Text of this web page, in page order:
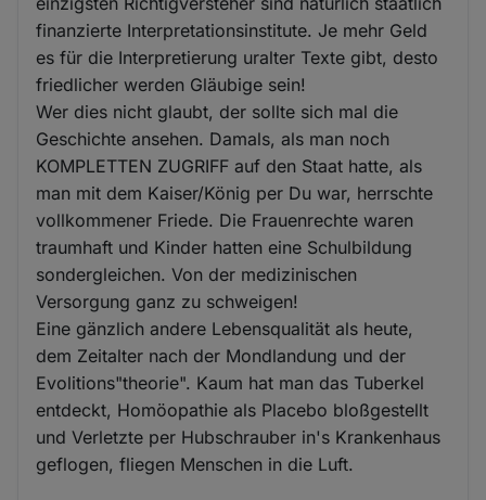
finanzierte Interpretationsinstitute. Je mehr Geld
es für die Interpretierung uralter Texte gibt, desto
friedlicher werden Gläubige sein!
Wer dies nicht glaubt, der sollte sich mal die
Geschichte ansehen. Damals, als man noch
KOMPLETTEN ZUGRIFF auf den Staat hatte, als
man mit dem Kaiser/König per Du war, herrschte
vollkommener Friede. Die Frauenrechte waren
traumhaft und Kinder hatten eine Schulbildung
sondergleichen. Von der medizinischen
Versorgung ganz zu schweigen!
Eine gänzlich andere Lebensqualität als heute,
dem Zeitalter nach der Mondlandung und der
Evolitions"theorie". Kaum hat man das Tuberkel
entdeckt, Homöopathie als Placebo bloßgestellt
und Verletzte per Hubschrauber in's Krankenhaus
geflogen, fliegen Menschen in die Luft.